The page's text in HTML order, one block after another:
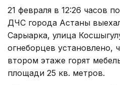
21 февраля в 12:26 часов
ДЧС города Астаны
Сарыарка, улица
огнеборцев установлено,
втором этаже горят
площади 25 кв. метров.